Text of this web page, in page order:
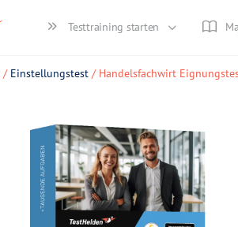
Testtraining starten
/ Einstellungstest / Handelsfachwirt